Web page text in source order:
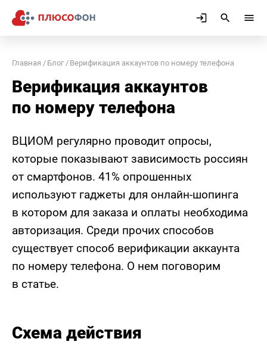
Главная Блог Верификация аккаунтов по номеру телефона
Верификация аккаунтов
по номеру телефона
ВЦИОМ регулярно проводит опросы,
которые показывают зависимость россиян
от смартфонов. 41% опрошенных
используют гаджеты для онлайн-шопинга
в котором для заказа и оплаты необходима
авторизация. Среди прочих способов
существует способ верификации аккаунта
по номеру телефона. О нем поговорим
в статье.
Схема действия